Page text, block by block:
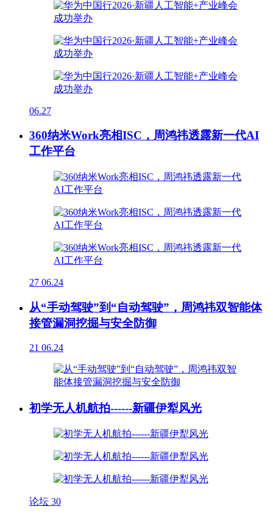
06.27
360纳米Work亮相ISC，周鸿祎透露新一代AI
工作平台
27 06.24
从“手动驾驶”到“自动驾驶”，周鸿祎双智能体
接管漏洞挖掘与安全防御
21 06.24
初学无人机航拍------新疆伊犁风光
论坛 30